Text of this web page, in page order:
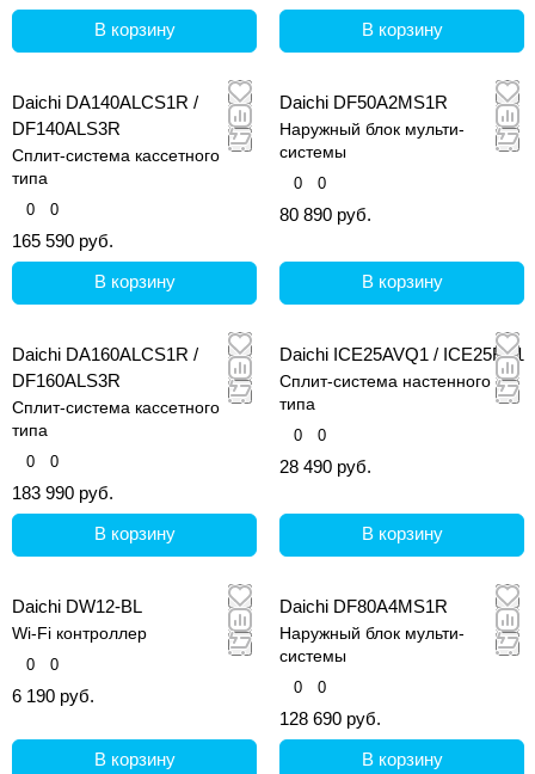
В корзину В корзину
Daichi DA140ALCS1R /
DF140ALS3R
Сплит-система кассетного
типа
0 0
165 590 руб.
В корзину
Daichi DF50A2MS1R
Наружный блок мульти-
системы
0 0
80 890 руб.
В корзину
Daichi DA160ALCS1R /
DF160ALS3R
Сплит-система кассетного
типа
0 0
183 990 руб.
В корзину
Daichi ICE25AVQ1 / ICE25FV1
Сплит-система настенного
типа
0 0
28 490 руб.
В корзину
Daichi DW12-BL
Wi-Fi контроллер
0 0
6 190 руб.
В корзину
Daichi DF80A4MS1R
Наружный блок мульти-
системы
0 0
128 690 руб.
В корзину